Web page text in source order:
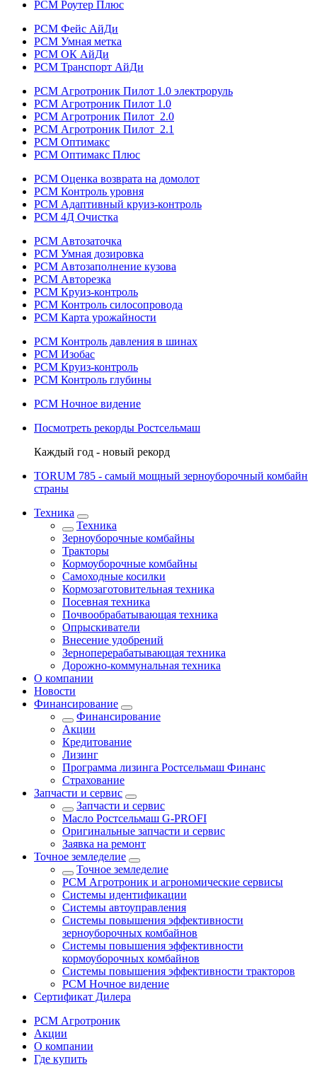
РСМ Роутер Плюс
РСМ Фейс АйДи
РСМ Умная метка
РСМ ОК АйДи
РСМ Транспорт АйДи
РСМ Агротроник Пилот 1.0 электроруль
РСМ Агротроник Пилот 1.0
РСМ Агротроник Пилот 2.0
РСМ Агротроник Пилот 2.1
РСМ Оптимакс
РСМ Оптимакс Плюс
РСМ Оценка возврата на домолот
РСМ Контроль уровня
РСМ Адаптивный круиз-контроль
РСМ 4Д Очистка
РСМ Автозаточка
РСМ Умная дозировка
РСМ Автозаполнение кузова
РСМ Авторезка
РСМ Круиз-контроль
РСМ Контроль силосопровода
РСМ Карта урожайности
РСМ Контроль давления в шинах
РСМ Изобас
РСМ Круиз-контроль
РСМ Контроль глубины
РСМ Ночное видение
Посмотреть рекорды Ростсельмаш
Каждый год - новый рекорд
TORUM 785 - cамый мощный зерноуборочный комбайн
страны
Техника
Техника
Зерноуборочные комбайны
Тракторы
Кормоуборочные комбайны
Самоходные косилки
Кормозаготовительная техника
Посевная техника
Почвообрабатывающая техника
Опрыскиватели
Внесение удобрений
Зерноперерабатывающая техника
Дорожно-коммунальная техника
О компании
Новости
Финансирование
Финансирование
Акции
Кредитование
Лизинг
Программа лизинга Ростсельмаш Финанс
Страхование
Запчасти и сервис
Запчасти и сервис
Масло Ростсельмаш G-PROFI
Оригинальные запчасти и сервис
Заявка на ремонт
Точное земледелие
Точное земледелие
РСМ Агротроник и агрономические сервисы
Системы идентификации
Системы автоуправления
Системы повышения эффективности
зерноуборочных комбайнов
Системы повышения эффективности
кормоуборочных комбайнов
Системы повышения эффективности тракторов
РСМ Ночное видение
Сертификат Дилера
РСМ Агротроник
Акции
О компании
Где купить